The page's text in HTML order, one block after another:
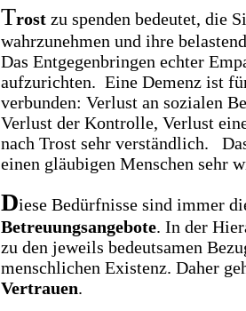
Trost zu spenden bedeutet, die
wahrzunehmen und ihre
Das Entgegenbringen echter
aufzurichten. Eine Demenz ist
verbunden: Verlust an sozialen
Verlust der Kontrolle, Verlust
nach Trost sehr verständlich.
einen gläubigen Menschen
Diese Bedürfnisse sind immer
Betreuungsangebote. In der
zu den jeweils bedeutsamen
menschlichen Existenz. Daher
Vertrauen.